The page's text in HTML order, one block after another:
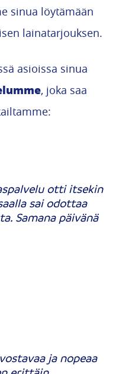
sinua löytämään
lainatarjouksen.
asioissa sinua
, joka saa
otti itsekin
sai odottaa
Samana päivänä
ja nopeaa